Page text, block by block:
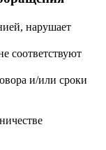
нарушает
соответствуют
и/или сроки